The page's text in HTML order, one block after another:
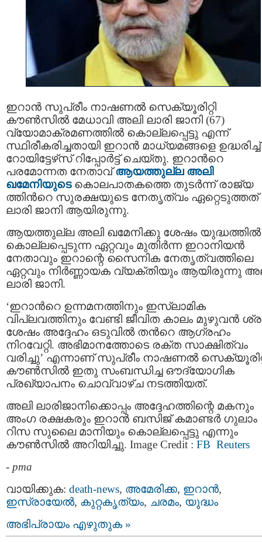
ഇറാൻ സുപ്രീം നാഷണൽ സെക്യൂരിറ്റി
കൗൺസിൽ മേധാവി അലി ലാരി ജാനി (67)
വ്യോമാക്രമണത്തിൽ കൊല്ലപ്പെട്ടു എന്ന്
സ്ഥിരീകരിച്ചതായി ഇറാൻ മാധ്യമങ്ങളെ ഉദ്ധരിച്ച്
റോയിട്ടേഴ്‌സ് റിപ്പോർട്ട് ചെയ്തു. ഇറാന്‍റെ
പരമോന്നത നേതാവ്ആയത്തുല്ല അലി
ഖമേനിയുടെകൊലപാതകത്തെ തുടർന്ന് രാജ്യ
ത്തിന്‍റെ സുരക്ഷയുടെ നേതൃത്വം ഏറ്റെടുത്തത്
ലാരി ജാനി ആയിരുന്നു.
ആയത്തുല്ല അലി ഖമേനിക്കു ശേഷം യുദ്ധത്തിൽ
കൊല്ലപ്പെടുന്ന ഏറ്റവും മുതിർന്ന ഇറാനിയൻ
നേതാവും ഇറാന്റെ സൈനിക നേതൃത്വത്തിലെ
ഏറ്റവും നിർണ്ണായക വ്യക്തിയും ആയിരുന്നു
ലാരി ജാനി.
‘ഇറാന്‍റെ ഉന്നമനത്തിനും ഇസ്‌ലാമിക
വിപ്ലവത്തിനും വേണ്ടി ജീവിത കാലം മുഴുവൻ
ശേഷം അദ്ദേഹം ഒടുവിൽ തന്‍റെ ആഗ്രഹം
നിറവേറ്റി. അഭിമാനത്തോടെ രക്ത സാക്ഷിത്വം
വരിച്ചു’ എന്നാണ് സുപ്രീം നാഷണൽ
കൗൺസിൽ ഇതു സംബന്ധിച്ച ഔദ്യോഗിക
പ്രഖ്യാപനം ചൊവ്വാഴ്ച നടത്തിയത്.
അലി ലാരിജാനിക്കൊപ്പം അദ്ദേഹത്തിന്റെ മകനും
അംഗ രക്ഷകരും ഇറാൻ ബസിജ് കമാണ്ടർ ഗുലാം
റിസ സുലൈ മാനിയും കൊല്ലപ്പെട്ടു എന്നും
കൗൺസിൽ അറിയിച്ചു. Image Credit : FB Reuters
- pma
വായിക്കുക: death-news, അമേരിക്ക, ഇറാന്‍,
ഇസ്രായേല്‍, കുറ്റകൃത്യം, ചരമം, യുദ്ധം
അഭിപ്രായം എഴുതുക »